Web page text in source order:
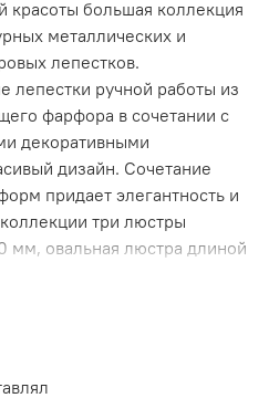
красоты большая коллекция
металлических и
лепестков.
лепестки ручной работы из
фарфора в сочетании с
декоративными
дизайн. Сочетание
придает элегантность и
три люстры
овальная люстра длиной